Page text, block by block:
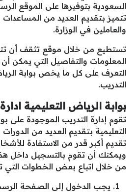
السعودية بتوفيرها على الموقع
تتميز بتقديم العديد من المساعدات
والعاملين في الوزارة.
تستطيع من خلال موقع تثقف أن
المعلومات والتفاصيل التي يمكن أن
التعرف على كل ما يخص بوابة
التدريب.
بوابة الرياض التعليمية
تقوم إدارة التدريب الموجودة على
التعليمية بتقديم العديد من
تقديم أكبر قدر من الاستفادة
ويمكنك أن تقوم بالتسجيل داخل
من خلال اتباع بعض الخطوات التي
يجب الدخول إلى الصفحة